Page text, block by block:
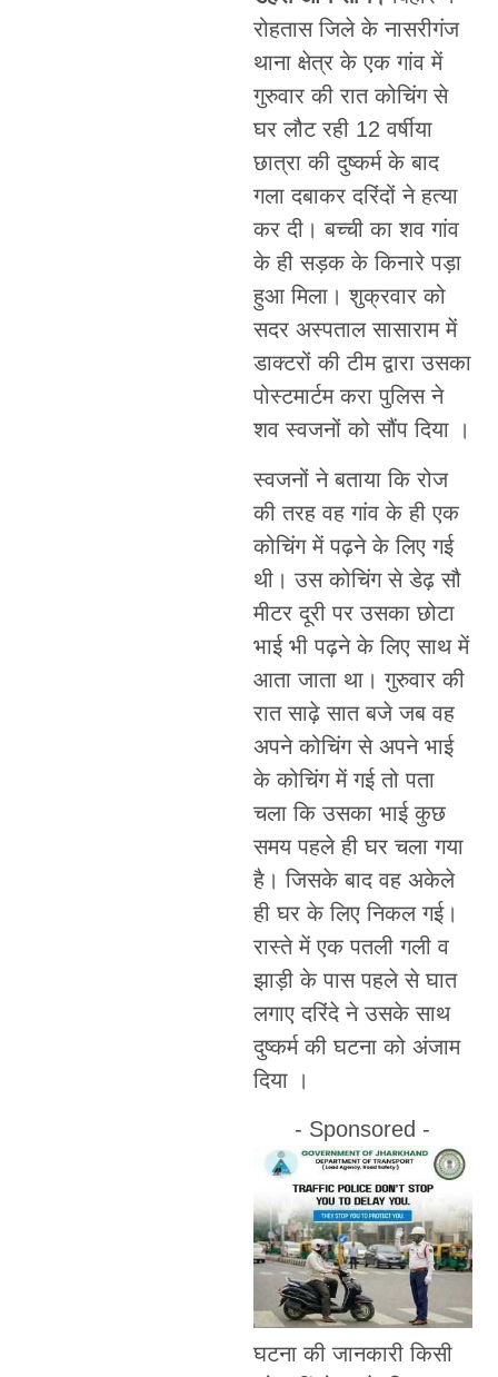
रोहतास जिले के नासरीगंज
थाना क्षेत्र के एक गांव में
गुरुवार की रात कोचिंग से
घर लौट रही 12 वर्षीया
छात्रा की दुष्कर्म के बाद
गला दबाकर दरिंदों ने हत्या
कर दी। बच्ची का शव गांव
के ही सड़क के किनारे पड़ा
हुआ मिला। शुक्रवार को
सदर अस्पताल सासाराम में
डाक्टरों की टीम द्वारा उसका
पोस्टमार्टम करा पुलिस ने
शव स्वजनों को सौंप दिया ।
स्वजनों ने बताया कि रोज
की तरह वह गांव के ही एक
कोचिंग में पढ़ने के लिए गई
थी। उस कोचिंग से डेढ़ सौ
मीटर दूरी पर उसका छोटा
भाई भी पढ़ने के लिए साथ में
आता जाता था। गुरुवार की
रात साढ़े सात बजे जब वह
अपने कोचिंग से अपने भाई
के कोचिंग में गई तो पता
चला कि उसका भाई कुछ
समय पहले ही घर चला गया
है। जिसके बाद वह अकेले
ही घर के लिए निकल गई।
रास्ते में एक पतली गली व
झाड़ी के पास पहले से घात
लगाए दरिंदे ने उसके साथ
दुष्कर्म की घटना को अंजाम
दिया ।
- Sponsored -
घटना की जानकारी किसी